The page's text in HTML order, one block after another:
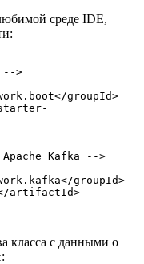
среде IDE,
-->
groupId>
Apache Kafka -->
groupId>
artifactId>
класса с данными о
: